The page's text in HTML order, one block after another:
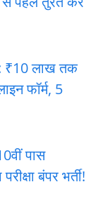
₹10 लाख तक
फॉर्म, 5
पास
बंपर भर्ती!